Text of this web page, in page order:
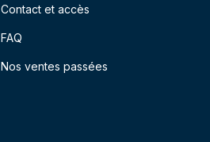
Contact et accès
FAQ
Nos ventes passées